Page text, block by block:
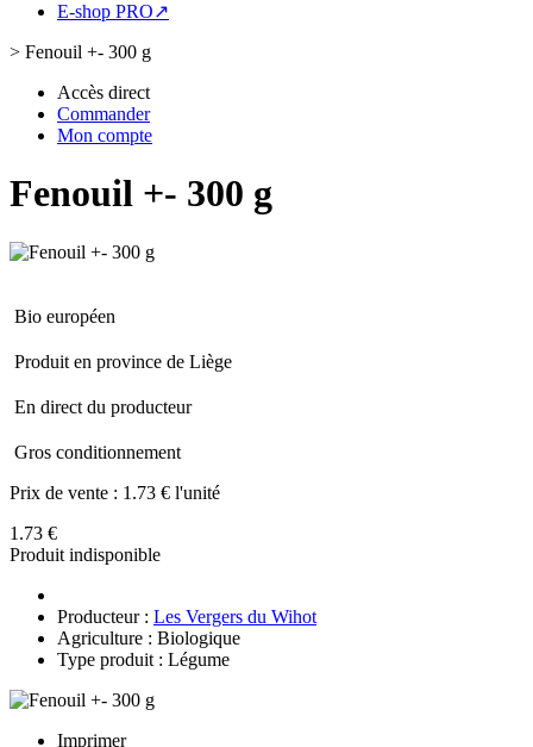
E-shop PRO↗
> Fenouil +- 300 g
Accès direct
Commander
Mon compte
Fenouil +- 300 g
Bio européen
Produit en province de Liège
En direct du producteur
Gros conditionnement
Prix de vente : 1.73 € l'unité
1.73 €
Produit indisponible
Producteur : Les Vergers du Wihot
Agriculture : Biologique
Type produit : Légume
Imprimer